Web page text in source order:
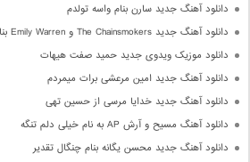
دانلود آهنگ جدید سارن بنام واسه تولدم
دانلود آهنگ جدید The Chainsmokers و Emily Warren بنام Side Effects
دانلود موزیک ویدوی جدید حمید صفت هیهات
دانلود آهنگ جدید امین مرعشی برات میمردم
دانلود آهنگ جدید خدایا مرسی از حسین تهی
دانلود آهنگ مسیح و آرش AP به نام خیلی دلم تنگه
دانلود آهنگ جدید محسن یگانه بنام چنگال تقدیر